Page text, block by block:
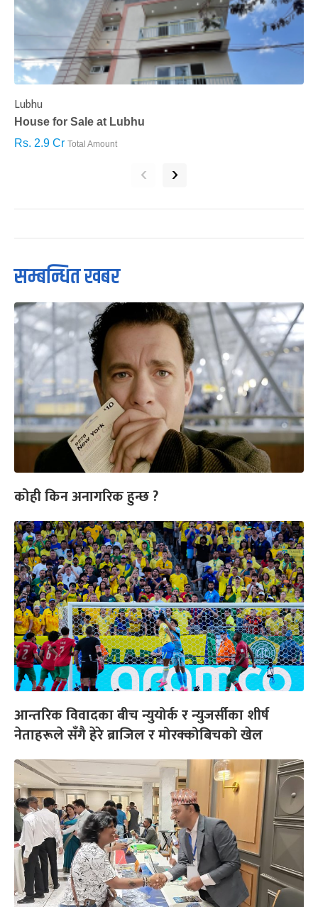
Lubhu
House for Sale at Lubhu
Rs. 2.9 Cr Total Amount
‹ ›
सम्बन्धित खबर
कोही किन अनागरिक हुन्छ ?
आन्तरिक विवादका बीच न्युयोर्क र न्युजर्सीका शीर्ष
नेताहरूले सँगै हेरे ब्राजिल र मोरक्कोबिचको खेल